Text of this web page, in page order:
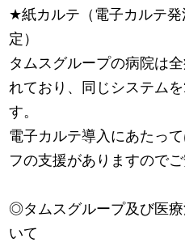
★紙カルテ（電子カルテ
定）
タムスグループの病院は
れており、同じシステム
す。
電子カルテ導入にあたっ
フの支援がありますのでご
◎タムスグループ及び医
いて